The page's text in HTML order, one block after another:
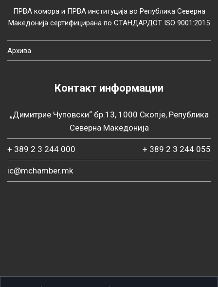
ПРВА комора и ПРВА институција во Република Северна
Македонија сертифицирана по СТАНДАРДОТ ISO 9001:2015
Архива
Контакт информации
„Димитрие Чуповски“ бр.13, 1000 Скопје, Република
Северна Македонија
+ 389 2 3 244 000 + 389 2 3 244 055
ic@mchamber.mk